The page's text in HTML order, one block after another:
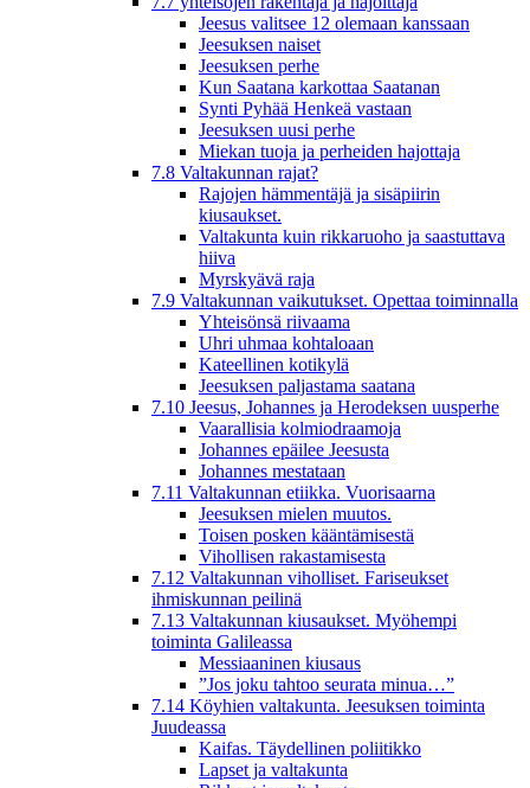
Jeesus valitsee 12 olemaan kanssaan
Jeesuksen naiset
Jeesuksen perhe
Kun Saatana karkottaa Saatanan
Synti Pyhää Henkeä vastaan
Jeesuksen uusi perhe
Miekan tuoja ja perheiden hajottaja
7.8 Valtakunnan rajat?
Rajojen hämmentäjä ja sisäpiirin
kiusaukset.
Valtakunta kuin rikkaruoho ja saastuttava
hiiva
Myrskyävä raja
7.9 Valtakunnan vaikutukset. Opettaa toiminnalla
Yhteisönsä riivaama
Uhri uhmaa kohtaloaan
Kateellinen kotikylä
Jeesuksen paljastama saatana
7.10 Jeesus, Johannes ja Herodeksen uusperhe
Vaarallisia kolmiodraamoja
Johannes epäilee Jeesusta
Johannes mestataan
7.11 Valtakunnan etiikka. Vuorisaarna
Jeesuksen mielen muutos.
Toisen posken kääntämisestä
Vihollisen rakastamisesta
7.12 Valtakunnan viholliset. Fariseukset
ihmiskunnan peilinä
7.13 Valtakunnan kiusaukset. Myöhempi
toiminta Galileassa
Messiaaninen kiusaus
”Jos joku tahtoo seurata minua…”
7.14 Köyhien valtakunta. Jeesuksen toiminta
Juudeassa
Kaifas. Täydellinen poliitikko
Lapset ja valtakunta